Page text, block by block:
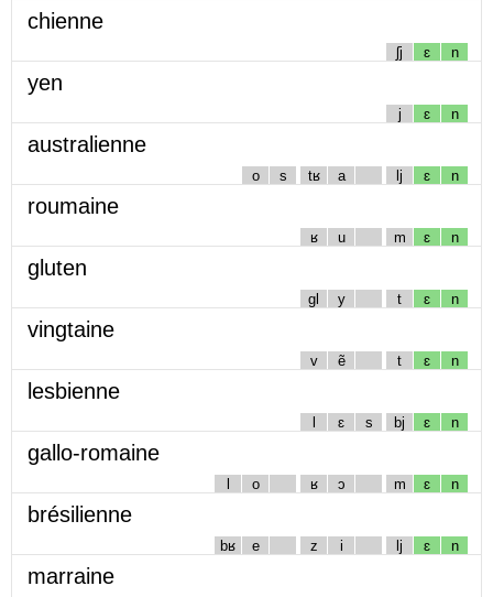
chienne
ʃj ɛ n
yen
j ɛ n
australienne
o s tʁ a lj ɛ n
roumaine
ʁ u m ɛ n
gluten
gl y t ɛ n
vingtaine
v ẽ t ɛ n
lesbienne
l ɛ s bj ɛ n
gallo-romaine
l o ʁ ɔ m ɛ n
brésilienne
bʁ e z i lj ɛ n
marraine